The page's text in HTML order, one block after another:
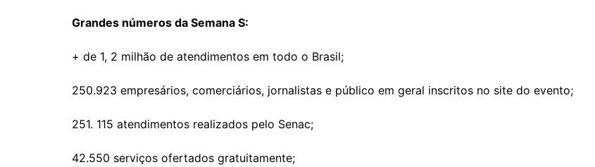
Grandes números da Semana S:
+ de 1, 2 milhão de atendimentos em todo o Brasil;
250.923 empresários, comerciários, jornalistas e público em geral inscritos no site do evento;
251. 115 atendimentos realizados pelo Senac;
42.550 serviços ofertados gratuitamente;